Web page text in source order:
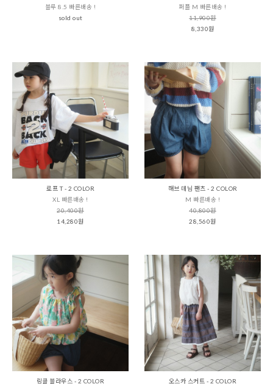
블루 8.5 빠른배송 !
sold out
퍼플 M 빠른배송 !
11,900원
8,330원
로프 T - 2 COLOR
XL 빠른배송 !
20,400원
14,280원
해브 데님 팬츠 - 2 COLOR
M 빠른배송 !
40,800원
28,560원
링클 블라우스 - 2 COLOR
오스카 스커트 - 2 COLOR